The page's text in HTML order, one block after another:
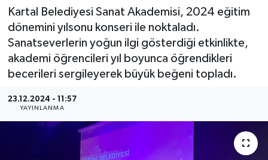
Kartal Belediyesi Sanat Akademisi, 2024 eğitim
dönemini yılsonu konseri ile noktaladı.
Sanatseverlerin yoğun ilgi gösterdiği etkinlikte,
akademi öğrencileri yıl boyunca öğrendikleri
becerileri sergileyerek büyük beğeni topladı.
23.12.2024 - 11:57
YAYINLANMA
MAGAZİN
KÜLTÜR SANAT
SAĞLIK
BİLİM VE TEKNOLOJİ
OTOMOBİL
Son Dakika Haberleri
Haber Arşivi